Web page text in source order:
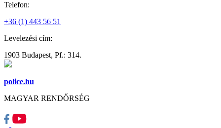
Telefon:
+36 (1) 443 56 51
Levelezési cím:
1903 Budapest, Pf.: 314.
police.hu
MAGYAR RENDŐRSÉG